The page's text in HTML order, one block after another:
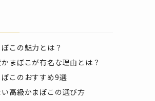
この魅力とは？
まぼこが有名な理由とは？
このおすすめ9選
高級かまぼこの選び方